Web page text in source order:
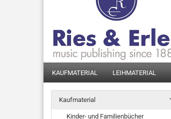
KAUFMATERIAL LEIHMATERIAL
Kaufmaterial
Kinder- und Familienbücher